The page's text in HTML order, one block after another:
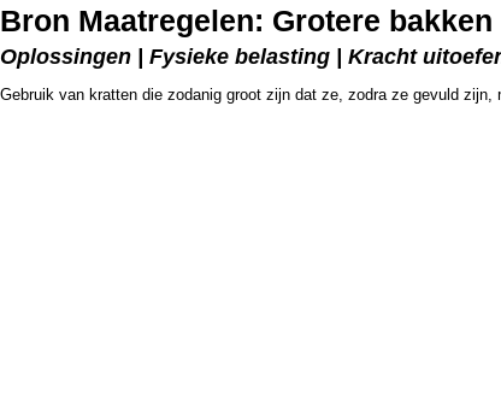
Bron Maatregelen: Grotere bakken
Oplossingen | Fysieke belasting | Kracht
Gebruik van kratten die zodanig groot zijn dat ze, zodra ze gevuld